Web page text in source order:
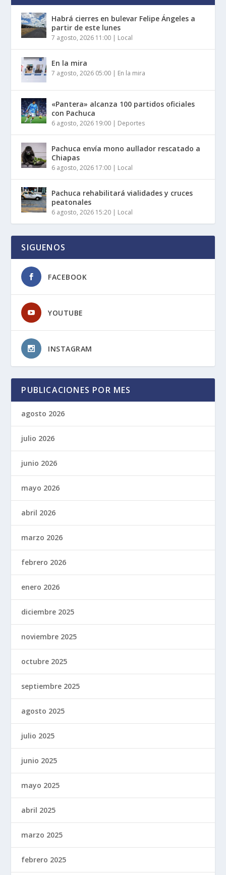
Habrá cierres en bulevar Felipe Ángeles a
partir de este lunes
7 agosto, 2026 11:00 Local
En la mira
7 agosto, 2026 05:00 En la mira
«Pantera» alcanza 100 partidos oficiales
con Pachuca
6 agosto, 2026 19:00 Deportes
Pachuca envía mono aullador rescatado a
Chiapas
6 agosto, 2026 17:00 Local
Pachuca rehabilitará vialidades y cruces
peatonales
6 agosto, 2026 15:20 Local
SIGUENOS
FACEBOOK
YOUTUBE
INSTAGRAM
PUBLICACIONES POR MES
agosto 2026
julio 2026
junio 2026
mayo 2026
abril 2026
marzo 2026
febrero 2026
enero 2026
diciembre 2025
noviembre 2025
octubre 2025
septiembre 2025
agosto 2025
julio 2025
junio 2025
mayo 2025
abril 2025
marzo 2025
febrero 2025